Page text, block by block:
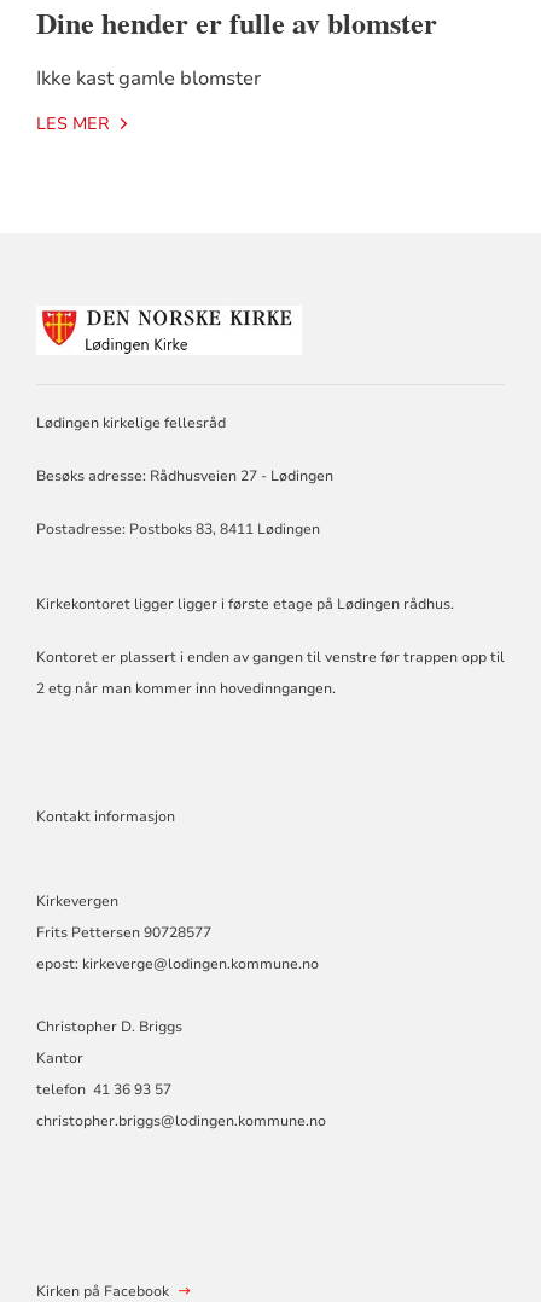
Dine hender er fulle av blomster
Ikke kast gamle blomster
LES MER
Lødingen kirkelige fellesråd
Besøks adresse: Rådhusveien 27 - Lødingen
Postadresse: Postboks 83, 8411 Lødingen
Kirkekontoret ligger ligger i første etage på Lødingen rådhus.
Kontoret er plassert i enden av gangen til venstre før trappen opp til
2 etg når man kommer inn hovedinngangen.
Kontakt informasjon
Kirkevergen
Frits Pettersen90728577
epost: kirkeverge@lodingen.kommune.no
Christopher D. Briggs
Kantor
telefon 41 36 93 57
christopher.briggs@lodingen.kommune.no
Kirken på Facebook